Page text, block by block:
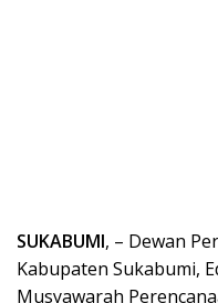
SUKABUMI, – Dewan
Kabupaten Sukabumi,
Musyawarah